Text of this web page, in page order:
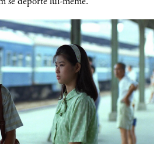
se déporte lui-même.